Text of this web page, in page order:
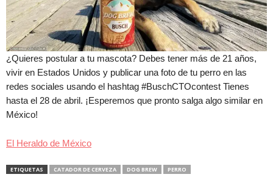
¿Quieres postular a tu mascota? Debes tener más de 21 años,
vivir en Estados Unidos y publicar una foto de tu perro en las
redes sociales usando el hashtag #BuschCTOcontest Tienes
hasta el 28 de abril. ¡Esperemos que pronto salga algo similar en
México!
El Heraldo de México
ETIQUETAS CATADOR DE CERVEZA DOG BREW PERRO